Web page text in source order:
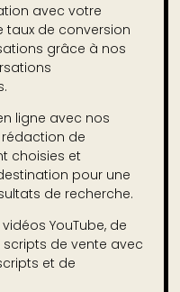
avec votre
taux de conversion
grâce à nos
ligne avec nos
de
choisies et
pour une
de recherche.
YouTube, de
scripts de vente avec
et de